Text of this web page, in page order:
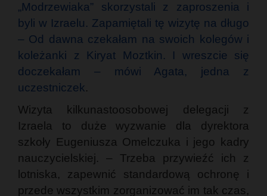
„Modrzewiaka” skorzystali z zaproszenia i
byli w Izraelu. Zapamiętali tę wizytę na długo
– Od dawna czekałam na swoich kolegów i
koleżanki z Kiryat Moztkin. I wreszcie się
doczekałam – mówi Agata, jedna z
uczestniczek.
Wizyta kilkunastoosobowej delegacji z
Izraela to duże wyzwanie dla dyrektora
szkoły Eugeniusza Omelczuka i jego kadry
nauczycielskiej. – Trzeba przywieźć ich z
lotniska, zapewnić standardową ochronę i
przede wszystkim zorganizować im tak czas,